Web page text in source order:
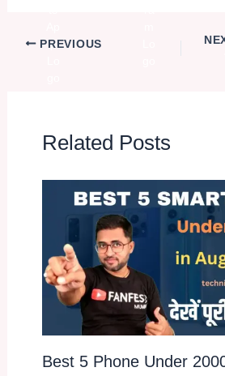
PREVIOUS
Related Posts
Best 5 Phone Under